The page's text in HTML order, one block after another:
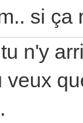
si ça
n'y
veux